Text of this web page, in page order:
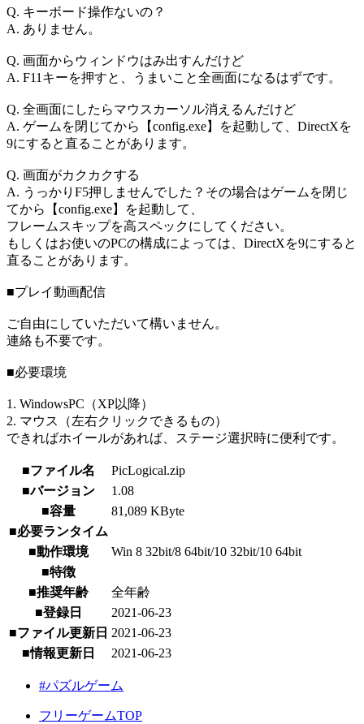
Q. キーボード操作ないの？
A. ありません。
Q. 画面からウィンドウはみ出すんだけど
A. F11キーを押すと、うまいこと全画面になるはずです。
Q. 全画面にしたらマウスカーソル消えるんだけど
A. ゲームを閉じてから【config.exe】を起動して、DirectXを
9にすると直ることがあります。
Q. 画面がカクカクする
A. うっかりF5押しませんでした？その場合はゲームを閉じ
てから【config.exe】を起動して、
フレームスキップを高スペックにしてください。
もしくはお使いのPCの構成によっては、DirectXを9にすると
直ることがあります。
■プレイ動画配信
ご自由にしていただいて構いません。
連絡も不要です。
■必要環境
1. WindowsPC（XP以降）
2. マウス（左右クリックできるもの）
できればホイールがあれば、ステージ選択時に便利です。
■ファイル名
PicLogical.zip
■バージョン
1.08
■容量
81,089 KByte
■必要ランタイム
■動作環境
Win 8 32bit/8 64bit/10 32bit/10 64bit
■特徴
■推奨年齢
全年齢
■登録日
2021-06-23
■ファイル更新日 2021-06-23
■情報更新日
2021-06-23
#パズルゲーム
フリーゲームTOP